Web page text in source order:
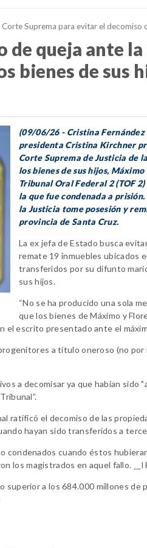
Suprema para evitar el decomiso
queja ante
bienes de sus
(09/06/26 - Cristina
presidenta Cristina Kirchner
Corte Suprema de Justicia de
los bienes de sus hijos,
Tribunal Oral Federal 2 (TOF
la que fue condenada a
la Justicia tome posesión y
provincia de Santa Cruz.
La ex jefa de Estado busca
remate 19 inmuebles ubicados
transferidos por su difunto
sus hijos.
“No se ha producido una sola
que los bienes de Máximo y
el escrito presentado ante el
a título oneroso (no
a decomisar ya que habían sido
ratificó el decomiso de las
hayan sido transferidos a
condenados cuando éstos
los magistrados en aquel fallo.
a los 684.000 millones de